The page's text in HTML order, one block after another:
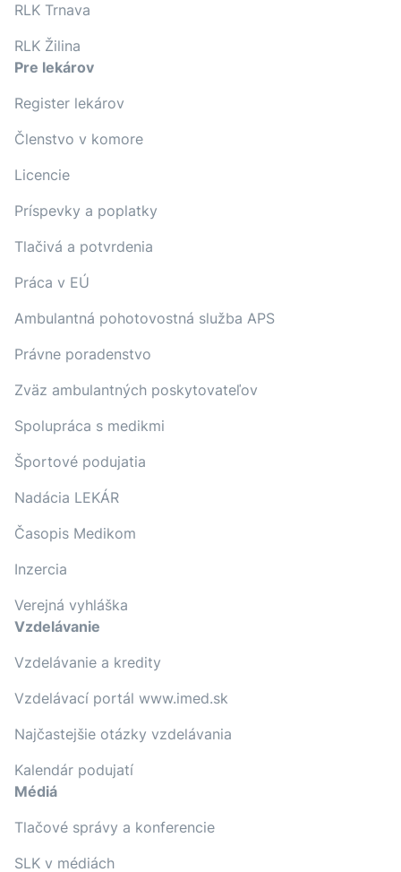
RLK Trnava
RLK Žilina
Pre lekárov
Register lekárov
Členstvo v komore
Licencie
Príspevky a poplatky
Tlačivá a potvrdenia
Práca v EÚ
Ambulantná pohotovostná služba APS
Právne poradenstvo
Zväz ambulantných poskytovateľov
Spolupráca s medikmi
Športové podujatia
Nadácia LEKÁR
Časopis Medikom
Inzercia
Verejná vyhláška
Vzdelávanie
Vzdelávanie a kredity
Vzdelávací portál www.imed.sk
Najčastejšie otázky vzdelávania
Kalendár podujatí
Médiá
Tlačové správy a konferencie
SLK v médiách